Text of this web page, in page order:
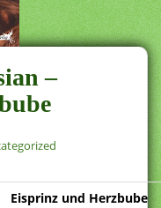
–
Eisprinz und Herzbube